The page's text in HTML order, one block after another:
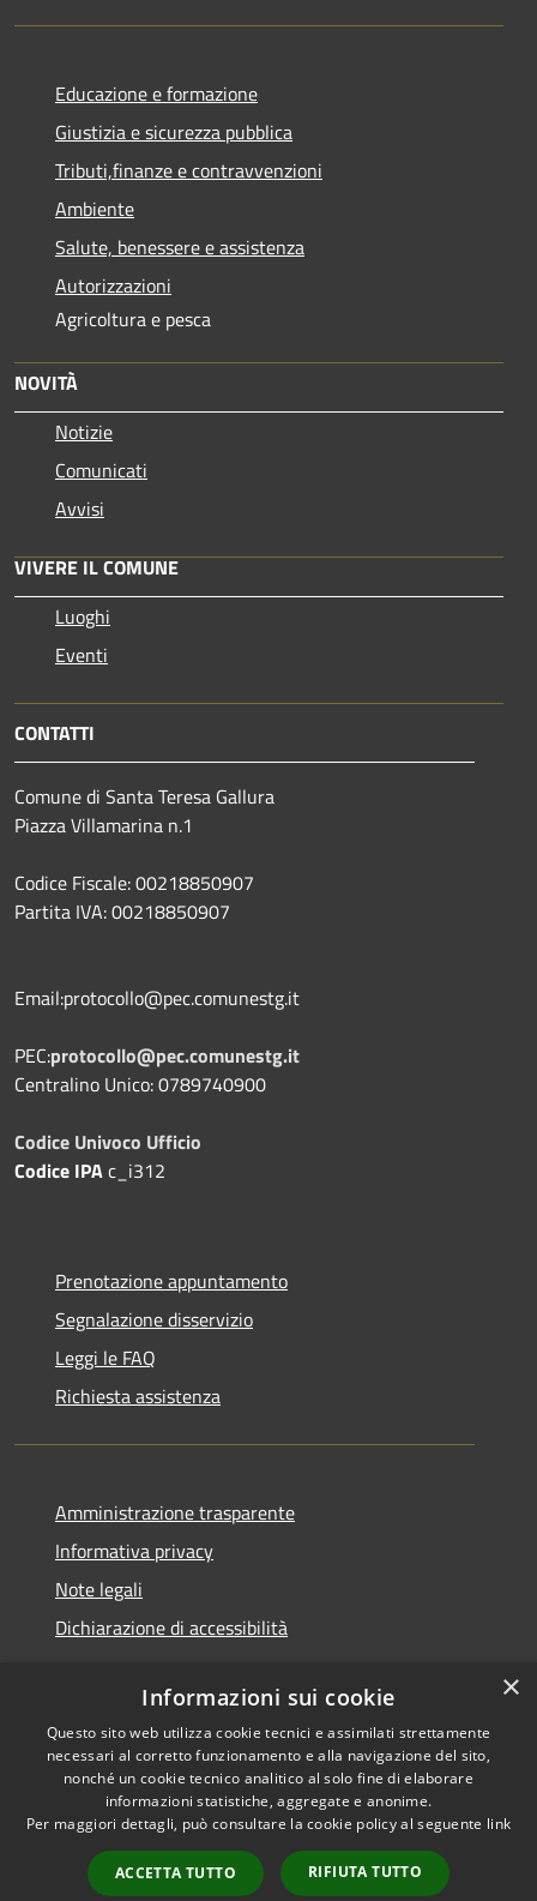
Educazione e formazione
Giustizia e sicurezza pubblica
Tributi,finanze e contravvenzioni
Ambiente
Salute, benessere e assistenza
Autorizzazioni
Agricoltura e pesca
NOVITÀ
Notizie
Comunicati
Avvisi
VIVERE IL COMUNE
Luoghi
Eventi
CONTATTI
Comune di Santa Teresa Gallura
Piazza Villamarina n.1
Codice Fiscale: 00218850907
Partita IVA: 00218850907
Email:protocollo@pec.comunestg.it
PEC:protocollo@pec.comunestg.it
Centralino Unico: 0789740900
Codice Univoco Ufficio
Codice IPAc_i312
Prenotazione appuntamento
Segnalazione disservizio
Leggi le FAQ
Richiesta assistenza
Amministrazione trasparente
Informativa privacy
Note legali
Dichiarazione di accessibilità
RSS
Accessibilità
Cookie
Mappa del sito
WebMail
Copyright © 2026 • Comune di
Santa Teresa Gallura •
Powered byMunicipium
Accesso redazione
×
Informazioni sui cookie
Questo sito web utilizza cookie tecnici e assimilati strettamente
necessari al corretto funzionamento e alla navigazione del sito,
nonché un cookie tecnico analitico al solo fine di elaborare
informazioni statistiche, aggregate e anonime.
Per maggiori dettagli, può consultare la cookie policy al seguente link
ACCETTA TUTTO RIFIUTA TUTTO